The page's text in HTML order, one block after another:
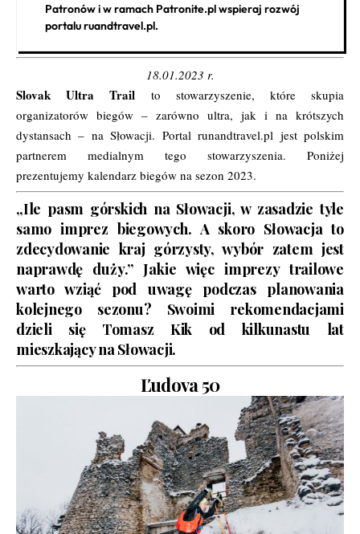
Patronów i w ramach Patronite.pl wspieraj rozwój
portalu ruandtravel.pl.
18.01.2023 r.
Slovak Ultra Trail to stowarzyszenie, które skupia
organizatorów biegów – zarówno ultra, jak i na krótszych
dystansach – na Słowacji. Portal runandtravel.pl jest polskim
partnerem medialnym tego stowarzyszenia. Poniżej
prezentujemy kalendarz biegów na sezon 2023.
„Ile pasm górskich na Słowacji, w zasadzie tyle
samo imprez biegowych. A skoro Słowacja to
zdecydowanie kraj górzysty, wybór zatem jest
naprawdę duży.” Jakie więc imprezy trailowe
warto wziąć pod uwagę podczas planowania
kolejnego sezonu? Swoimi rekomendacjami
dzieli się Tomasz Kik od kilkunastu lat
mieszkający na Słowacji.
Ľudova 50